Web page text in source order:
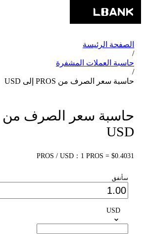
الصفحة الرئيسة
/
حاسبة العملات المشفرة
/
حاسبة سعر الصرف من PROS إلى USD
USD
PROS / USD：1 PROS = $0.4031
سأنفق
USD